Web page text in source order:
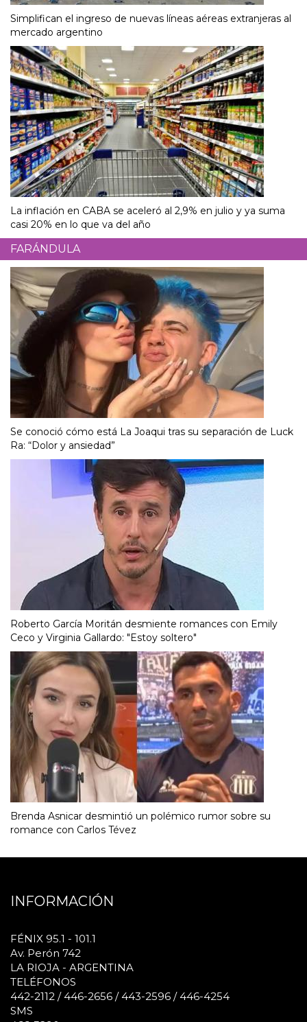
Simplifican el ingreso de nuevas líneas aéreas extranjeras al
mercado argentino
La inflación en CABA se aceleró al 2,9% en julio y ya suma
casi 20% en lo que va del año
FARÁNDULA
Se conoció cómo está La Joaqui tras su separación de Luck
Ra: “Dolor y ansiedad”
Roberto García Moritán desmiente romances con Emily
Ceco y Virginia Gallardo: "Estoy soltero"
Brenda Asnicar desmintió un polémico rumor sobre su
romance con Carlos Tévez
INFORMACIÓN
FÉNIX 95.1 - 101.1
Av. Perón 742
LA RIOJA - ARGENTINA
TELÉFONOS
442-2112 / 446-2656 / 443-2596 / 446-4254
SMS